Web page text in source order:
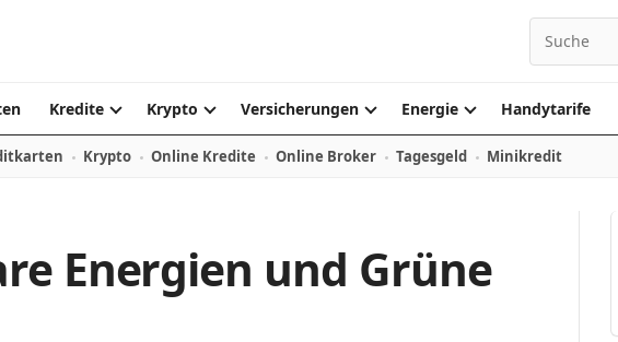
Search for:
Kredite Krypto Versicherungen Energie Handytarife
Krypto Online Kredite Online Broker Tagesgeld Minikredit
Energien und Grüne